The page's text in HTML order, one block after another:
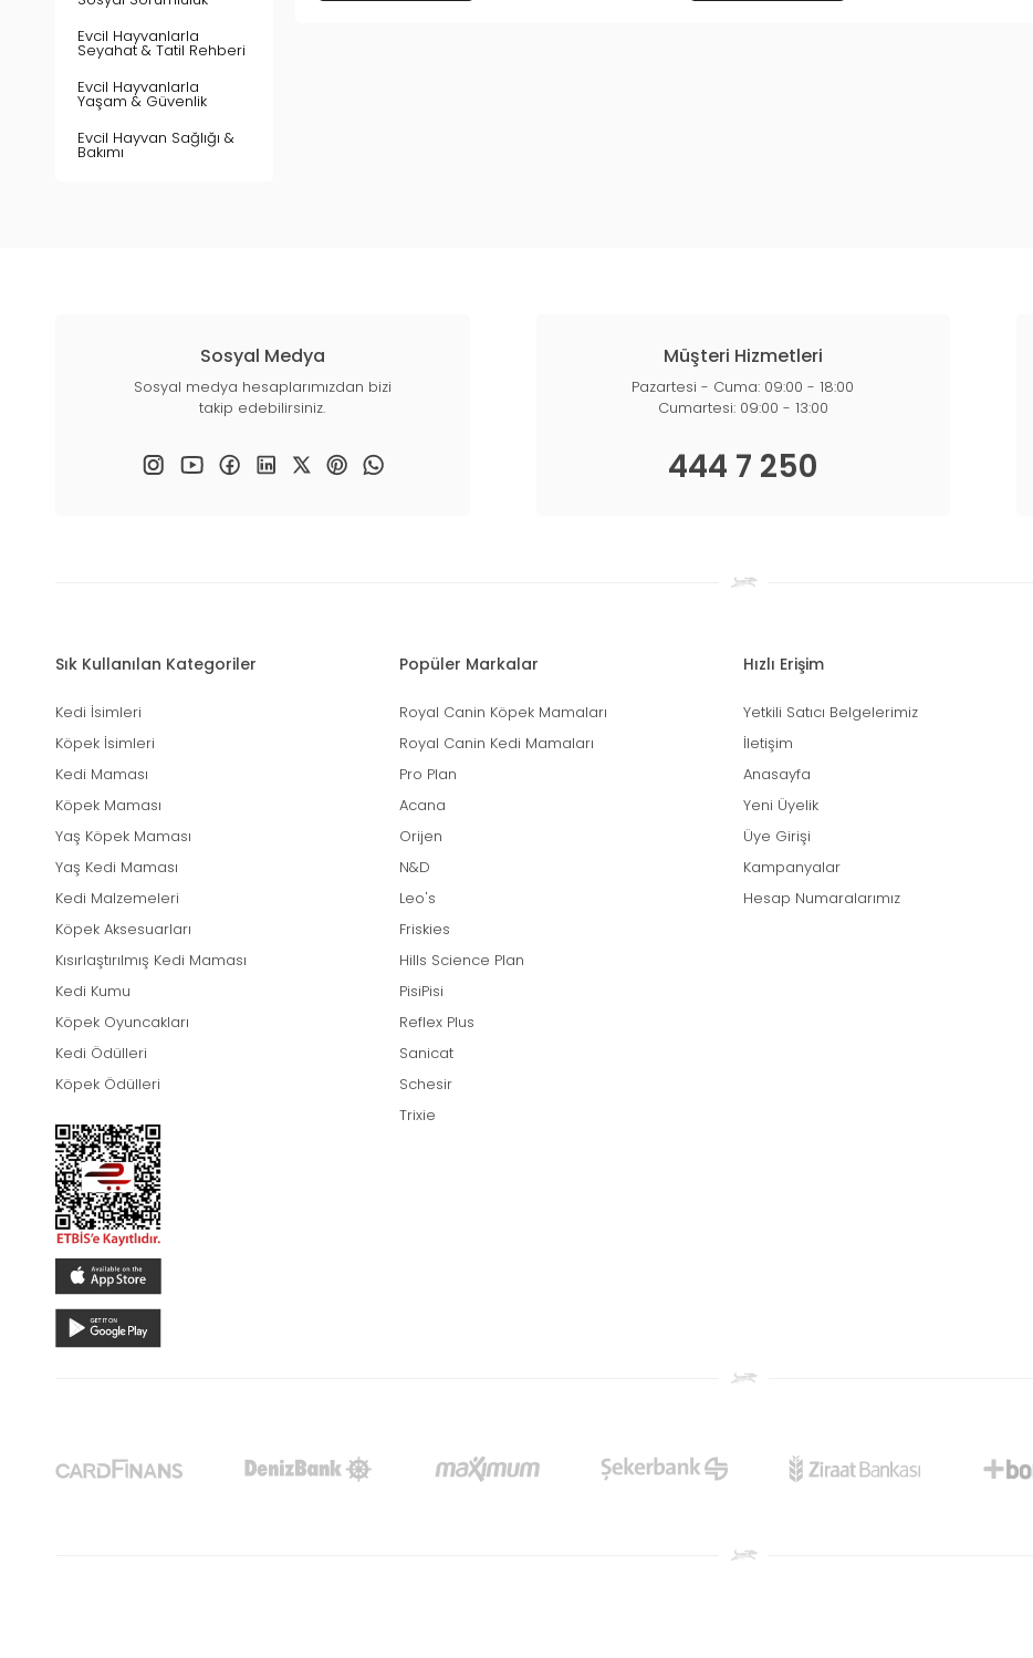
Evcil Hayvanlarla
Seyahat & Tatil Rehberi
Evcil Hayvanlarla
Yaşam & Güvenlik
Evcil Hayvan Sağlığı &
Bakımı
Sosyal Medya
Sosyal medya hesaplarımızdan bizi
takip edebilirsiniz.
Müşteri Hizmetleri
Pazartesi - Cuma: 09:00 - 18:00
Cumartesi: 09:00 - 13:00
444 7 250
Sık Kullanılan Kategoriler
Kedi İsimleri
Köpek İsimleri
Kedi Maması
Köpek Maması
Yaş Köpek Maması
Yaş Kedi Maması
Kedi Malzemeleri
Köpek Aksesuarları
Kısırlaştırılmış Kedi Maması
Kedi Kumu
Köpek Oyuncakları
Kedi Ödülleri
Köpek Ödülleri
Popüler Markalar
Royal Canin Köpek Mamaları
Royal Canin Kedi Mamaları
Pro Plan
Acana
Orijen
N&D
Leo's
Friskies
Hills Science Plan
PisiPisi
Reflex Plus
Sanicat
Schesir
Trixie
Hızlı Erişim
Yetkili Satıcı Belgelerimiz
İletişim
Anasayfa
Yeni Üyelik
Üye Girişi
Kampanyalar
Hesap Numaralarımız